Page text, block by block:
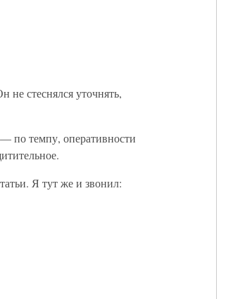
не стеснялся уточнять,
по темпу, оперативности
Я тут же и звонил: